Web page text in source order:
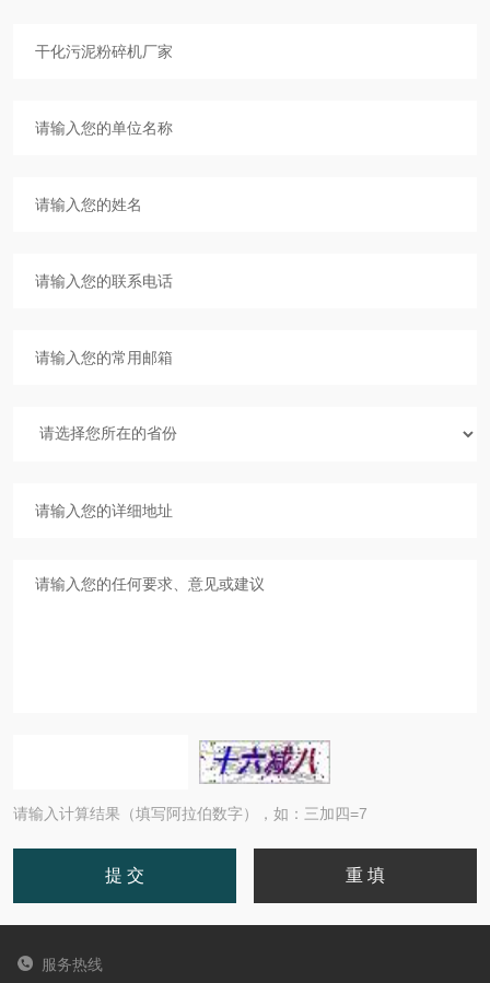
请输入计算结果（填写阿拉伯数字），如：三加四=7
服务热线